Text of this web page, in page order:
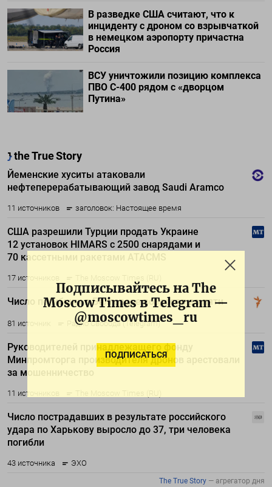
Подписывайтесь на The
Moscow Times в Telegram —
@moscowtimes_ru
ПОДПИСАТЬСЯ
В разведке США считают, что к
инциденту с дроном со взрывчаткой
в немецком аэропорту причастна
Россия
ВСУ уничтожили позицию комплекса
ПВО С-400 рядом с «дворцом
Путина»